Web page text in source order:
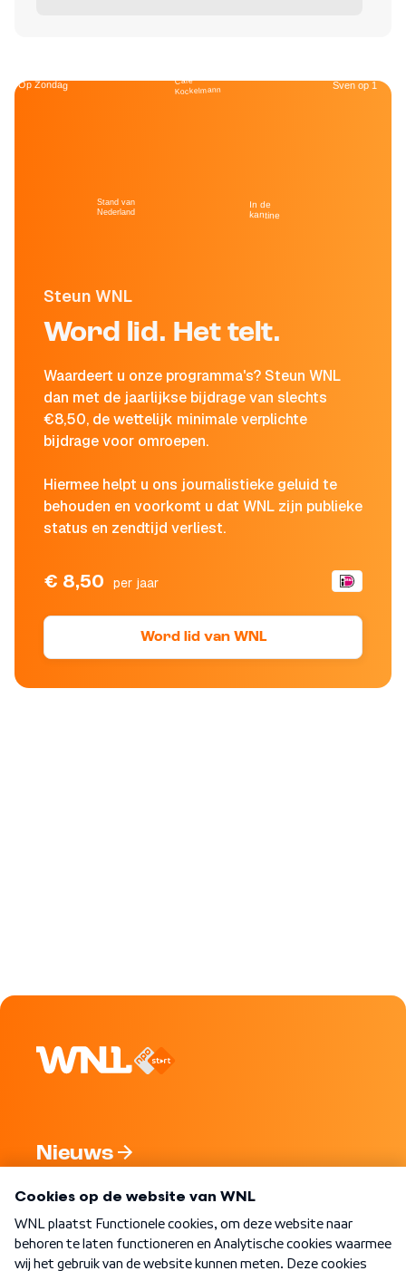
Steun WNL
Word lid. Het telt.
Waardeert u onze programma's? Steun WNL
dan met de jaarlijkse bijdrage van slechts
€8,50, de wettelijk minimale verplichte
bijdrage voor omroepen.
Hiermee helpt u ons journalistieke geluid te
behouden en voorkomt u dat WNL zijn publieke
status en zendtijd verliest.
€ 8,50 per jaar
Word lid van WNL
Op Zondag
Stand van
Nederland
Café
Kockelmann
In de
kantine
Sven op 1
Nieuws
Nieuwsbrief